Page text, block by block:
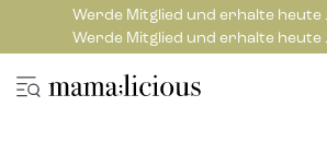
Werde Mitglied und erhalte heute
Werde Mitglied und erhalte heute